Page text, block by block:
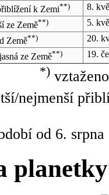
k Zemi**)
8.
ze Země**)
5.
Země**)
20.
ze Země**) 19.
*)
nejmenší
od 6.